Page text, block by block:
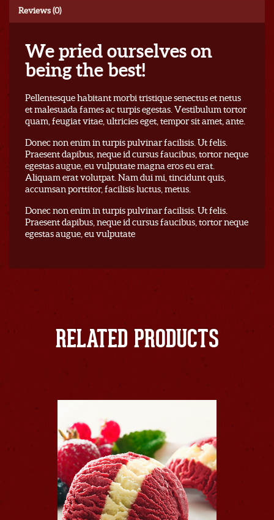
Reviews (0)
We pried ourselves on
being the best!
Pellentesque habitant morbi tristique senectus et netus
et malesuada fames ac turpis egestas. Vestibulum tortor
quam, feugiat vitae, ultricies eget, tempor sit amet, ante.
Donec non enim in turpis pulvinar facilisis. Ut felis.
Praesent dapibus, neque id cursus faucibus, tortor neque
egestas augue, eu vulputate magna eros eu erat.
Aliquam erat volutpat. Nam dui mi, tincidunt quis,
accumsan porttitor, facilisis luctus, metus.
Donec non enim in turpis pulvinar facilisis. Ut felis.
Praesent dapibus, neque id cursus faucibus, tortor neque
egestas augue, eu vulputate
RELATED PRODUCTS